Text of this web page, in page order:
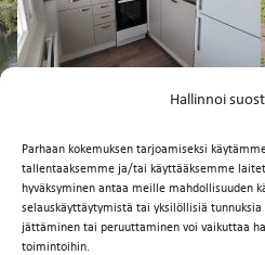
Hallinnoi
Parhaan kokemuksen tarjoamiseksi
tallentaaksemme ja/tai käyttääksemme
hyväksyminen antaa meille mahdollisuuden
selauskäyttäytymistä tai yksilöllisiä
jättäminen tai peruuttaminen voi vaikuttaa
toimintoihin.
FI
Facebook
TwitterEmailWhatsApp